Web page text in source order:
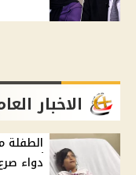
الاخبار
دواء